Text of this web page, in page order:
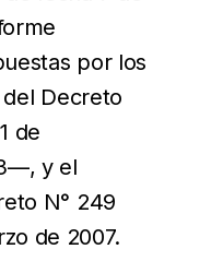
por los
del Decreto
de
y el
N° 249
de 2007.